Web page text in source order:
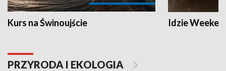
Kurs na Świnoujście Idzie
PRZYRODA I EKOLOGIA